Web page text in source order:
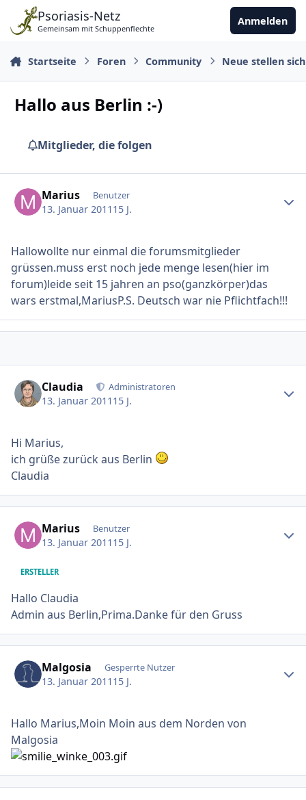
Zu Inhalt springen
Psoriasis-Netz
Gemeinsam mit Schuppenflechte
Anmelden
Startseite Foren Community Neue stellen
Hallo aus Berlin :-)
Mitglieder, die folgen
Marius Benutzer
13. Januar 2011 15 J.
Hallowollte nur einmal die forumsmitglieder
grüssen.muss erst noch jede menge lesen(hier im
forum)leide seit 15 jahren an pso(ganzkörper)das
wars erstmal,MariusP.S. Deutsch war nie Pflichtfach!!!
Claudia Administratoren
13. Januar 2011 15 J.
Hi Marius,
ich grüße zurück aus Berlin
Claudia
Marius Benutzer
13. Januar 2011 15 J.
ERSTELLER
Hallo Claudia
Admin aus Berlin,Prima.Danke für den Gruss
Malgosia Gesperrte Nutzer
13. Januar 2011 15 J.
Hallo Marius,Moin Moin aus dem Norden von
Malgosia